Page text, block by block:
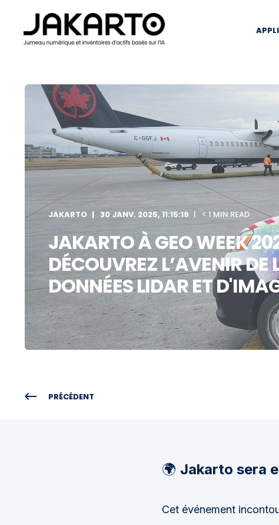
JAKARTO 30 JANV. 2025, 11:15:19 < 1 MIN READ
JAKARTO À GEO WEEK
DÉCOUVREZ L’AVENIR DE
DONNÉES LIDAR ET
PRÉCÉDENT
🌍 Jakarto sera
Cet événement